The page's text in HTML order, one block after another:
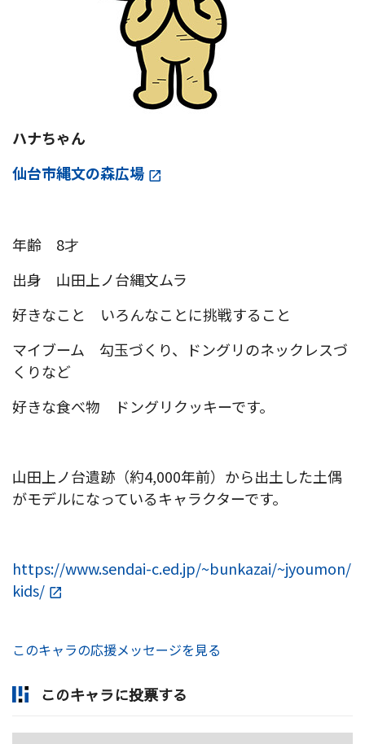
ハナちゃん
仙台市縄文の森広場
年齢 8才
出身 山田上ノ台縄文ムラ
好きなこと いろんなことに挑戦すること
マイブーム 勾玉づくり、ドングリのネックレスづ
くりなど
好きな食べ物 ドングリクッキーです。
山田上ノ台遺跡（約4,000年前）から出土した土偶
がモデルになっているキャラクターです。
https://www.sendai-c.ed.jp/~bunkazai/~jyoumon/
kids/
このキャラの応援メッセージを見る
このキャラに投票する